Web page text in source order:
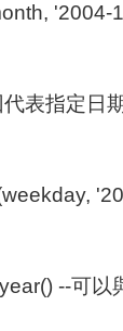
'2004-
指定日
--可以